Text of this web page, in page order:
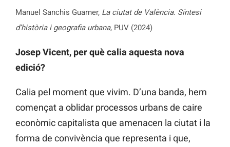
Manuel Sanchis Guarner, La ciutat de València. Síntesi
d’història i geografia urbana, PUV (2024)
Josep Vicent, per què calia aquesta nova
edició?
Calia pel moment que vivim. D’una banda, hem
començat a oblidar processos urbans de caire
econòmic capitalista que amenacen la ciutat i la
forma de convivència que representa i que,